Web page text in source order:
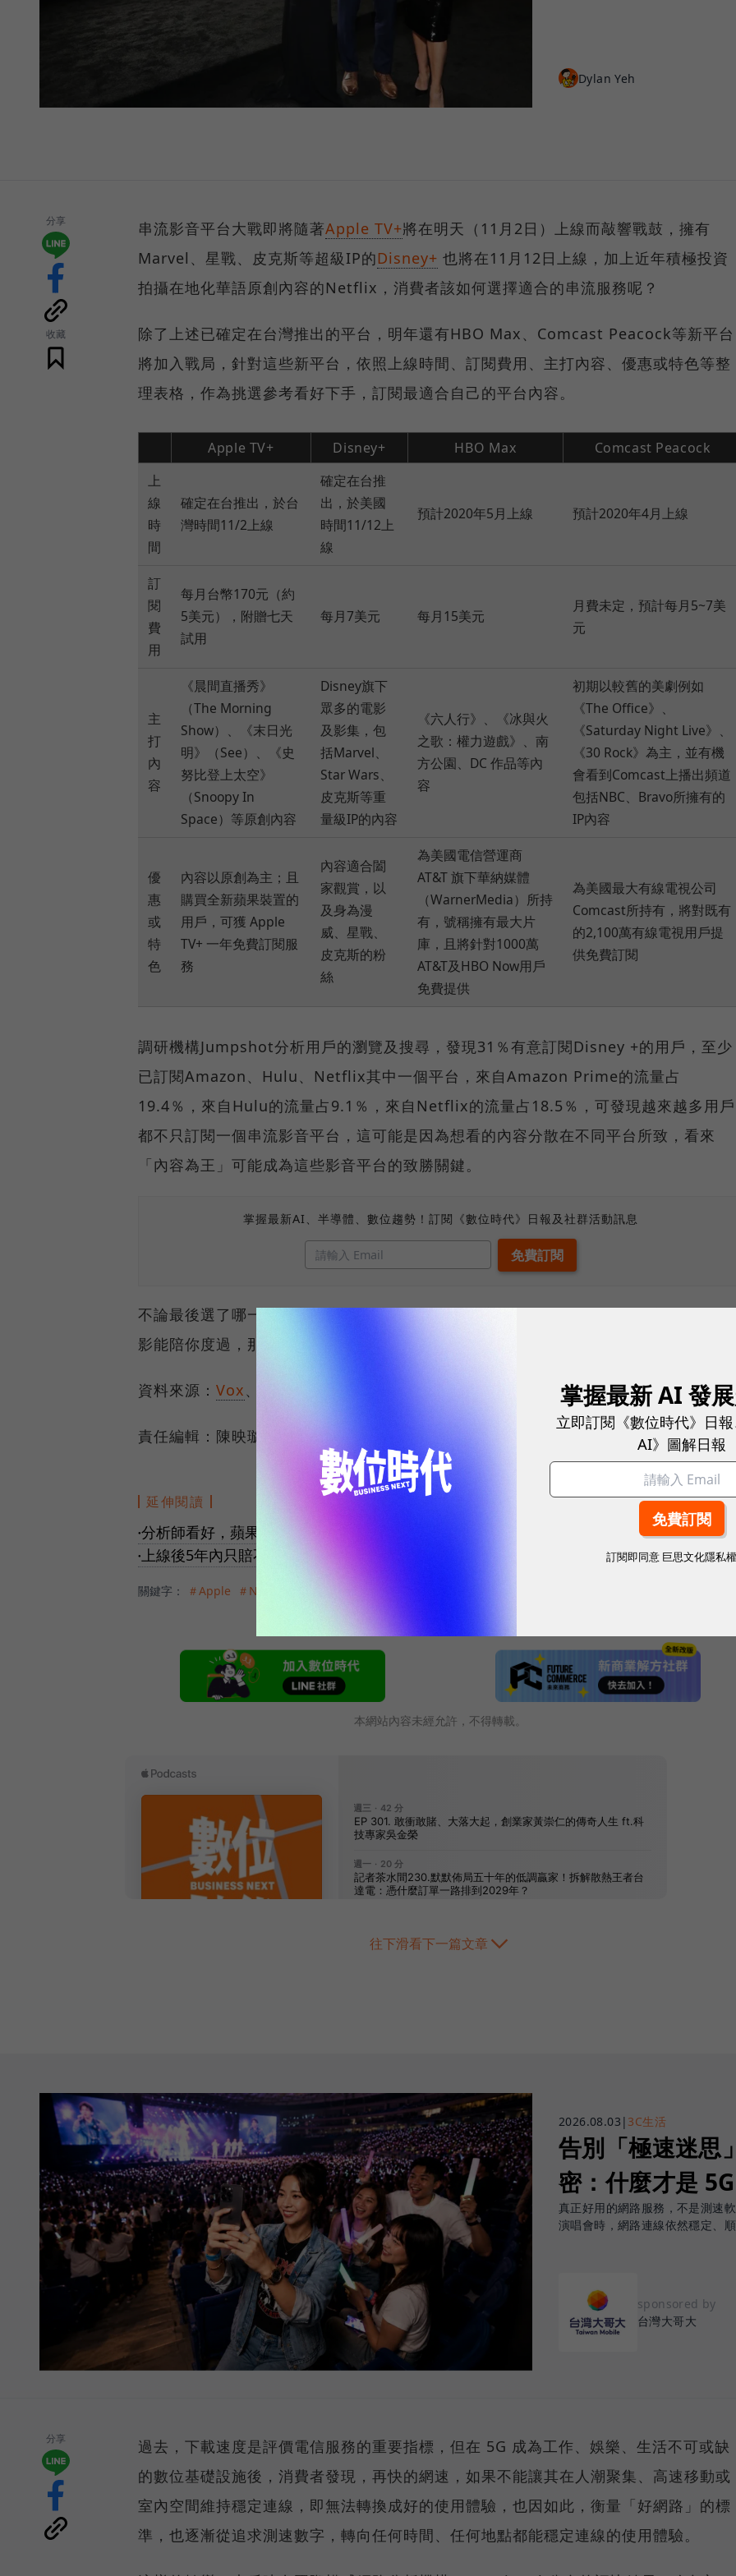
Dylan Yeh
分享
收藏
串流影音平台大戰即將隨著Apple TV+將在明天（11月2日）上線而敲響戰鼓，擁有
Marvel、星戰、皮克斯等超級IP的Disney+ 也將在11月12日上線，加上近年積極投資
拍攝在地化華語原創內容的Netflix，消費者該如何選擇適合的串流服務呢？
除了上述已確定在台灣推出的平台，明年還有HBO Max、Comcast Peacock等新平台
將加入戰局，針對這些新平台，依照上線時間、訂閱費用、主打內容、優惠或特色等整
理表格，作為挑選參考看好下手，訂閱最適合自己的平台內容。
Apple TV+ Disney+ HBO Max
Comcast Peacock
上
線
時
間
確定在台推出，於台
灣時間11/2上線
確定在台推
出，於美國
時間11/12上
線
預計2020年5月上線 預計2020年4月上線
訂
閱
費
用
每月台幣170元（約
5美元），附贈七天
試用
每月7美元 每月15美元
月費未定，預計每月5~7美
元
主
打
內
容
《晨間直播秀》
（The Morning
Show）、《末日光
明》（See）、《史
努比登上太空》
（Snoopy In
Space）等原創內容
Disney旗下
眾多的電影
及影集，包
括Marvel、
Star Wars、
皮克斯等重
量級IP的內容
《六人行》、《冰與火
之歌：權力遊戲》、南
方公園、DC 作品等內
容
初期以較舊的美劇例如
《The Office》、
《Saturday Night Live》、
《30 Rock》為主，並有機
會看到Comcast上播出頻道
包括NBC、Bravo所擁有的
IP內容
優
惠
或
特
色
內容以原創為主；且
購買全新蘋果裝置的
用戶，可獲 Apple
TV+ 一年免費訂閱服
務
內容適合闔
家觀賞，以
及身為漫
威、星戰、
皮克斯的粉
絲
為美國電信營運商
AT&T 旗下華納媒體
（WarnerMedia）所持
有，號稱擁有最大片
庫，且將針對1000萬
AT&T及HBO Now用戶
免費提供
為美國最大有線電視公司
Comcast所持有，將對既有
的2,100萬有線電視用戶提
供免費訂閱
調研機構Jumpshot分析用戶的瀏覽及搜尋，發現31％有意訂閱Disney +的用戶，至少
已訂閱Amazon、Hulu、Netflix其中一個平台，來自Amazon Prime的流量占
19.4％，來自Hulu的流量占9.1％，來自Netflix的流量占18.5％，可發現越來越多用戶
都不只訂閱一個串流影音平台，這可能是因為想看的內容分散在不同平台所致，看來
「內容為王」可能成為這些影音平台的致勝關鍵。
掌握最新AI、半導體、數位趨勢！訂閱《數位時代》日報及社群活動訊息
不論最後選了哪一個影音串流平台，都希望隨著時序進入冷冷的冬天，有幾部好劇或電
影能陪你度過，那是最幸福的了！
資料來源： Vox、
責任編輯：陳映璇
延伸閱讀
●分析師看好，蘋果最新財報發布：營收640億美元、較去年同期成長2%
●上線後5年內只賠不賺，為什麼迪士尼非做Disney+不可？
關鍵字： ＃Apple ＃Netflix
本網站內容未經允許，不得轉載。
往下滑看下一篇文章
2026.08.03 | 3C生活
告別「極速迷
密：什麼才是
真正好用的網路服務，不是測速
演唱會時，網路連線依然穩定、
sponsored by
台灣大哥大
分享
過去，下載速度是評價電信服務的重要指標，但在 5G 成為工作、娛樂、生活不可或缺
的數位基礎設施後，消費者發現，再快的網速，如果不能讓其在人潮聚集、高速移動或
室內空間維持穩定連線，即無法轉換成好的使用體驗，也因如此，衡量「好網路」的標
準，也逐漸從追求測速數字，轉向任何時間、任何地點都能穩定連線的使用體驗。
掌握最新 AI 發
立即訂閱《數位時代》日
AI》圖解日報
訂閱即同意 巨思文化隱私